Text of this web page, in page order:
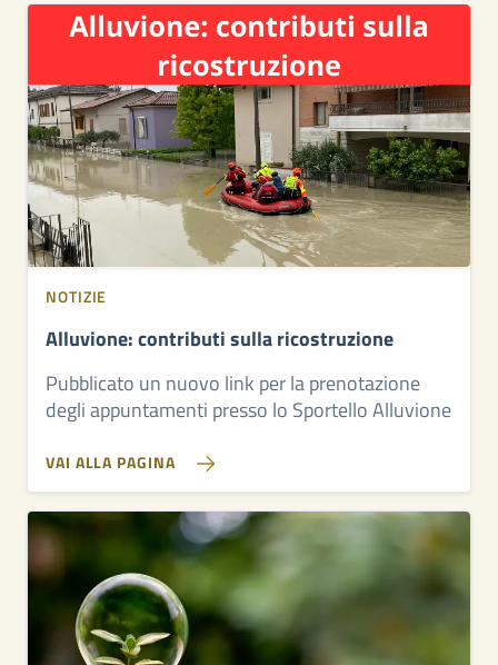
NOTIZIE
Alluvione: contributi sulla ricostruzione
Pubblicato un nuovo link per la prenotazione
degli appuntamenti presso lo Sportello Alluvione
VAI ALLA PAGINA